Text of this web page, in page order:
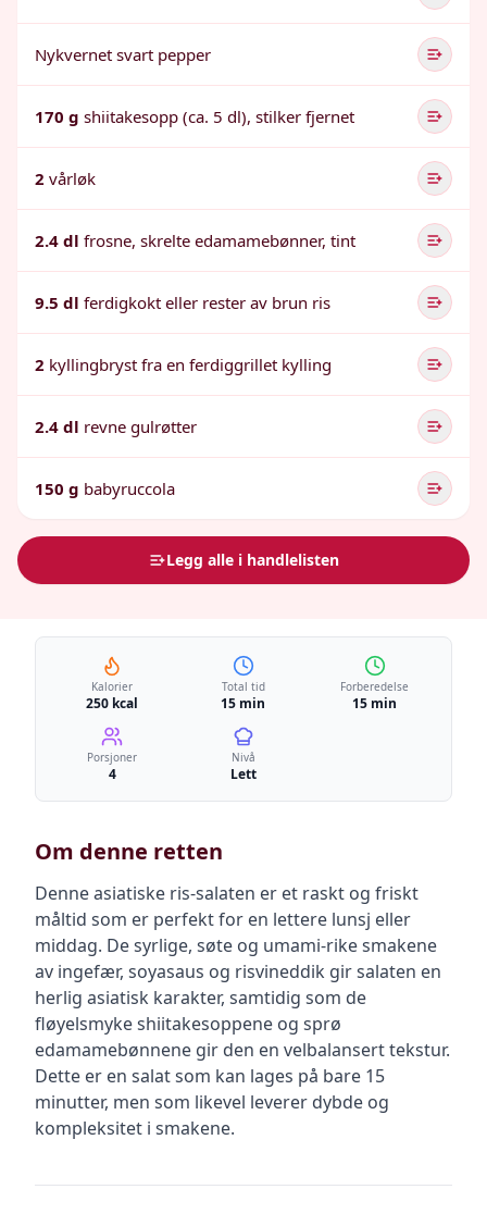
Nykvernet svart pepper
170 g shiitakesopp (ca. 5 dl), stilker fjernet
2 vårløk
2.4 dl frosne, skrelte edamamebønner, tint
9.5 dl ferdigkokt eller rester av brun ris
2 kyllingbryst fra en ferdiggrillet kylling
2.4 dl revne gulrøtter
150 g babyruccola
Legg alle i handlelisten
Kalorier
250 kcal
Total tid
15 min
Forberedelse
15 min
Porsjoner
4
Nivå
Lett
Om denne retten
Denne asiatiske ris-salaten er et raskt og friskt
måltid som er perfekt for en lettere lunsj eller
middag. De syrlige, søte og umami-rike smakene
av ingefær, soyasaus og risvineddik gir salaten en
herlig asiatisk karakter, samtidig som de
fløyelsmyke shiitakesoppene og sprø
edamamebønnene gir den en velbalansert tekstur.
Dette er en salat som kan lages på bare 15
minutter, men som likevel leverer dybde og
kompleksitet i smakene.